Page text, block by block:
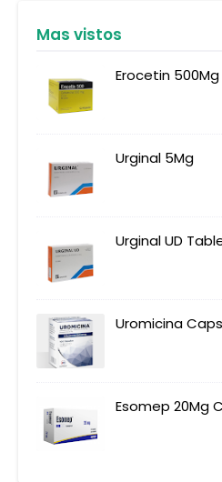
Mas vistos
Erocetin
Urginal 5Mg
Urginal UD
Uromicina
Esomep 20Mg